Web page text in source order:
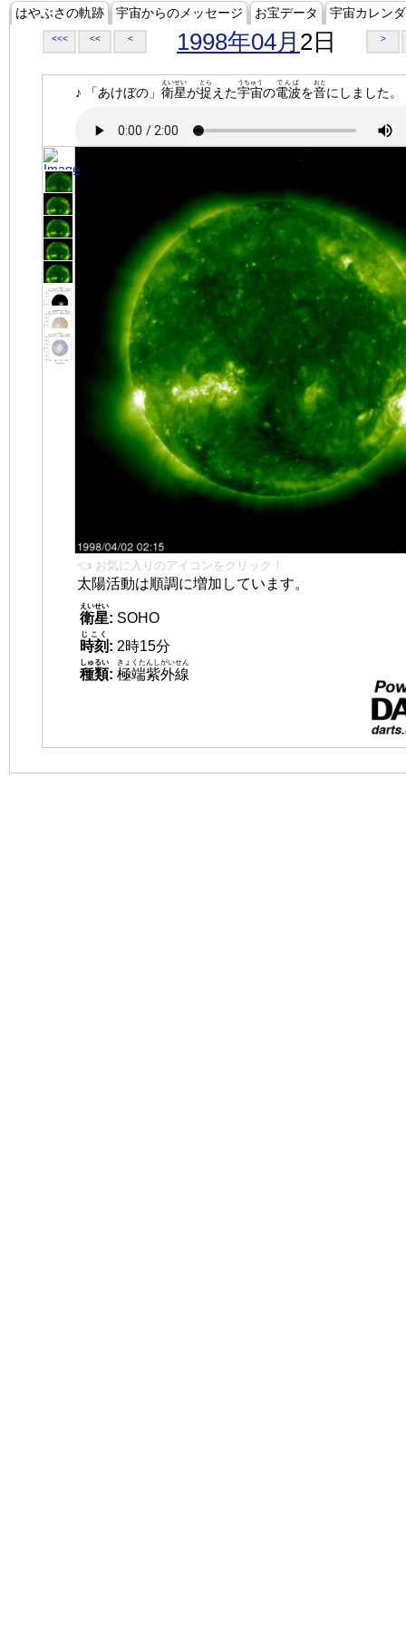
はやぶさの軌跡 宇宙からのメッセージ お宝データ 宇宙カレン
<<< << < 1998年04月 2日 >
♪ 「あけぼの」 衛星
えいせい
が捉
とら
えた宇宙
うちゅう
の電波
でんぱ
を音
おと
にしました。
👈 お気に入りのアイコンをクリック！
太陽活動は順調に増加しています。
衛星
えいせい
: SOHO
時刻
じこく
: 2時15分
種類
しゅるい
: 極端紫外線
きょくたんしがいせん